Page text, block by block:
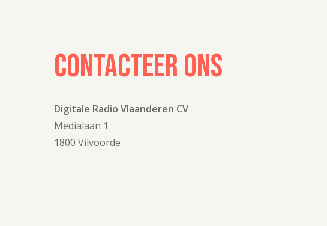
CONTACTEERONS
Digitale Radio Vlaanderen CV
Medialaan 1
1800 Vilvoorde